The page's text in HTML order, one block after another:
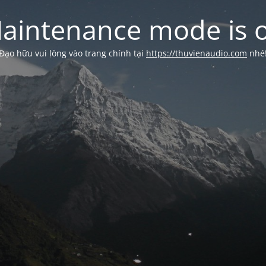
mode is
hữu vui lòng vào trang chính tại https://thuvienaudio.com